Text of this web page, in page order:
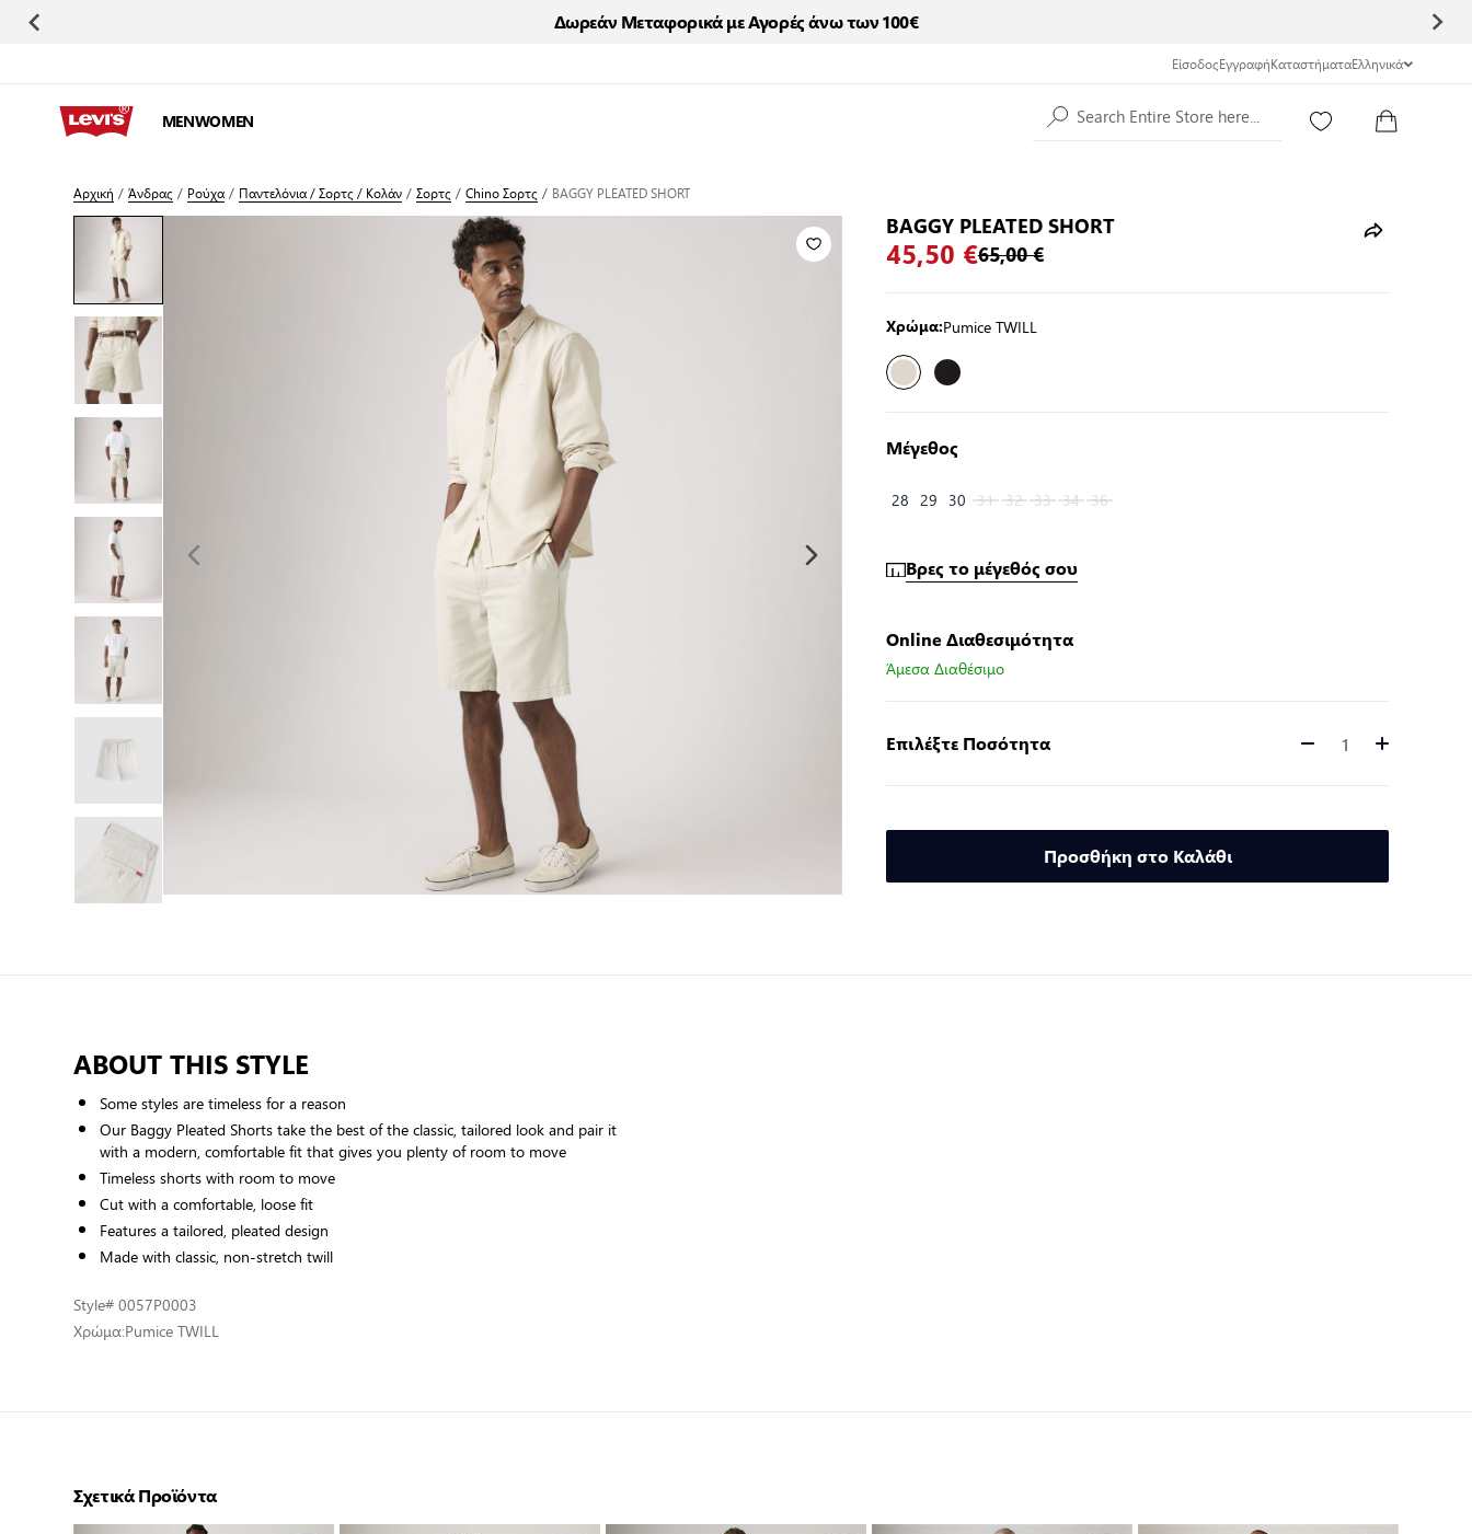
Δωρεάν Μεταφορικά με Αγορές άνω των 100€
ΕίσοδοςΕγγραφήΚαταστήματαΕλληνικά
MENWOMEN Search Entire Store here...
Αρχική /Άνδρας / Ρούχα/ Παντελόνια / Σορτς / Κολάν/Σορτς /Chino Σορτς / BAGGY PLEATED SHORT
BAGGY PLEATED SHORT
45,50 €65,00 €
Χρώμα:Pumice TWILL
Μέγεθος
28 29 30 31 32 33 34 36
Βρες το μέγεθός σου
Online Διαθεσιμότητα
Άμεσα Διαθέσιμο
Επιλέξτε Ποσότητα Ποσότητα
Προσθήκη στο Καλάθι
ABOUT THIS STYLE
Some styles are timeless for a reason
Our Baggy Pleated Shorts take the best of the classic, tailored look and pair it
with a modern, comfortable fit that gives you plenty of room to move
Timeless shorts with room to move
Cut with a comfortable, loose fit
Features a tailored, pleated design
Made with classic, non-stretch twill
Style# 0057P0003
Χρώμα:Pumice TWILL
Σχετικά Προϊόντα